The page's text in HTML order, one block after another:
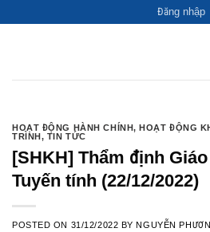
to
Đăng nhập
HOẠT ĐỘNG HÀNH CHÍNH,HOẠT ĐỘNG KHOA
[SHKH] Thẩm định Giáo
(22/12/2022)